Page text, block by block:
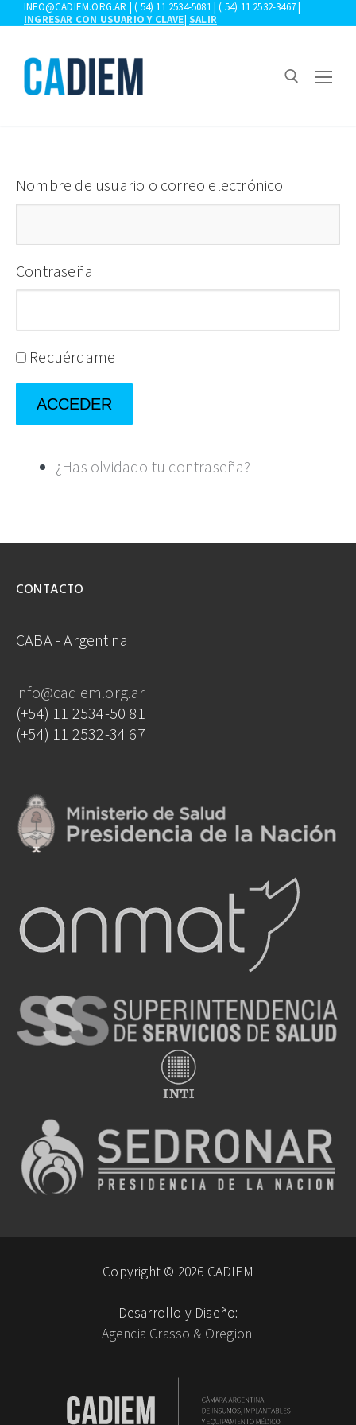
al
INFO@CADIEM.ORG.AR | ( 54) 11 2534-5081 | ( 54) 11 2532-3467 |
INGRESAR CON USUARIO Y CLAVE| SALIR
Nombre de usuario o correo electrónico
Contraseña
Recuérdame
ACCEDER
¿Has olvidado tu contraseña?
CONTACTO
CABA - Argentina
info@cadiem.org.ar
(+54) 11 2534-50 81
(+54) 11 2532-34 67
Copyright © 2026 CADIEM
Desarrollo y Diseño:
Agencia Crasso & Oregioni